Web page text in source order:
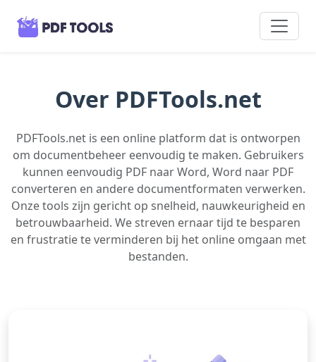
Over PDFTools.net
PDFTools.net is een online platform dat is ontworpen
om documentbeheer eenvoudig te maken. Gebruikers
kunnen eenvoudig PDF naar Word, Word naar PDF
converteren en andere documentformaten verwerken.
Onze tools zijn gericht op snelheid, nauwkeurigheid en
betrouwbaarheid. We streven ernaar tijd te besparen
en frustratie te verminderen bij het online omgaan met
bestanden.